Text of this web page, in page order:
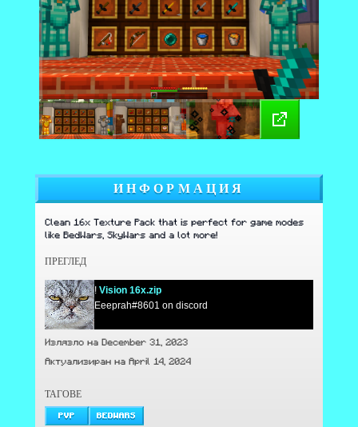
ИНФОРМАЦИЯ
Clean 16x Texture Pack that is perfect for game modes
like BedWars, SkyWars and a lot more!
ПРЕГЛЕД
! Vision 16x.zip
Eeeprah#8601 on discord
Излязло на December 31, 2023
Актуализиран на April 14, 2024
ТАГОВЕ
PVP BEDWARS